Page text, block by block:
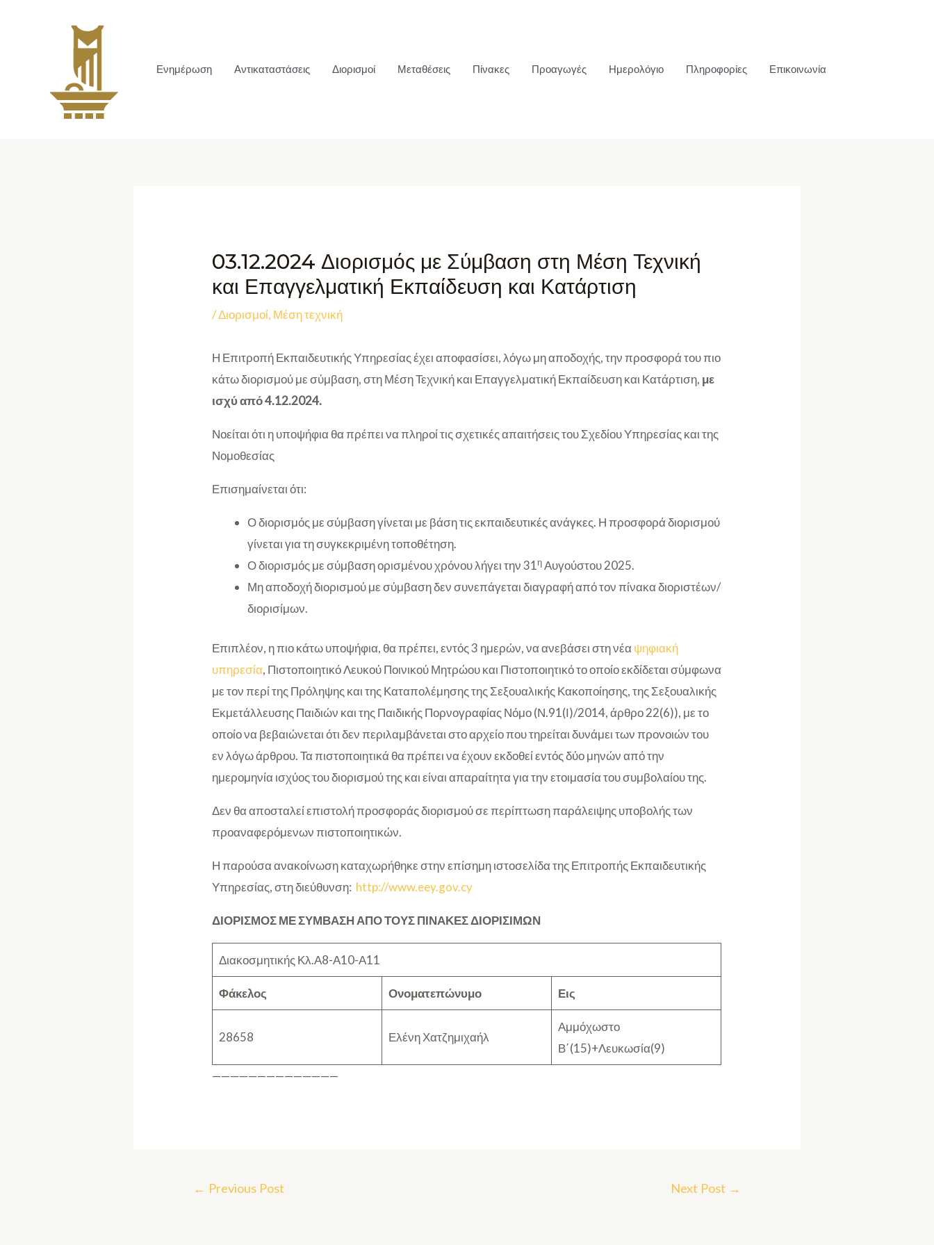
Ενημέρωση Αντικαταστάσεις Διορισμοί Μεταθέσεις Πίνακες Προαγωγές Ημερολόγιο Πληροφορίες Επικοινωνία
03.12.2024 Διορισμός με Σύμβαση στη Μέση Τεχνική
και Επαγγελματική Εκπαίδευση και Κατάρτιση
/Διορισμοί, Μέση τεχνική
Η Επιτροπή Εκπαιδευτικής Υπηρεσίας έχει αποφασίσει, λόγω μη αποδοχής, την προσφορά του πιο
κάτω διορισμού με σύμβαση, στη Μέση Τεχνική και Επαγγελματική Εκπαίδευση και Κατάρτιση, με
ισχύ από 4.12.2024.
Νοείται ότι η υποψήφια θα πρέπει να πληροί τις σχετικές απαιτήσεις του Σχεδίου Υπηρεσίας και της
Νομοθεσίας
Επισημαίνεται ότι:
Ο διορισμός με σύμβαση γίνεται με βάση τις εκπαιδευτικές ανάγκες. Η προσφορά διορισμού
γίνεται για τη συγκεκριμένη τοποθέτηση.
Ο διορισμός με σύμβαση ορισμένου χρόνου λήγει την 31ηΑυγούστου 2025.
Μη αποδοχή διορισμού με σύμβαση δεν συνεπάγεται διαγραφή από τον πίνακα διοριστέων/
διορισίμων.
Επιπλέον, η πιο κάτω υποψήφια, θα πρέπει, εντός 3 ημερών, να ανεβάσει στη νέα ψηφιακή
υπηρεσία, Πιστοποιητικό Λευκού Ποινικού Μητρώου και Πιστοποιητικό το οποίο εκδίδεται σύμφωνα
με τον περί της Πρόληψης και της Καταπολέμησης της Σεξουαλικής Κακοποίησης, της Σεξουαλικής
Εκμετάλλευσης Παιδιών και της Παιδικής Πορνογραφίας Νόμο (Ν.91(Ι)/2014, άρθρο 22(6)), με το
οποίο να βεβαιώνεται ότι δεν περιλαμβάνεται στο αρχείο που τηρείται δυνάμει των προνοιών του
εν λόγω άρθρου. Τα πιστοποιητικά θα πρέπει να έχουν εκδοθεί εντός δύο μηνών από την
ημερομηνία ισχύος του διορισμού της και είναι απαραίτητα για την ετοιμασία του συμβολαίου της.
Δεν θα αποσταλεί επιστολή προσφοράς διορισμού σε περίπτωση παράλειψης υποβολής των
προαναφερόμενων πιστοποιητικών.
Η παρούσα ανακοίνωση καταχωρήθηκε στην επίσημη ιστοσελίδα της Επιτροπής Εκπαιδευτικής
Υπηρεσίας, στη διεύθυνση: http://www.eey.gov.cy
ΔΙΟΡΙΣΜΟΣ ΜΕ ΣΥΜΒΑΣΗ ΑΠΟ ΤΟΥΣ ΠΙΝΑΚΕΣ ΔΙΟΡΙΣΙΜΩΝ
Διακοσμητικής Κλ.Α8-Α10-Α11
Φάκελος Ονοματεπώνυμο Εις
28658 Ελένη Χατζημιχαήλ
Αμμόχωστο
Β΄(15)+Λευκωσία(9)
——————————————
← Previous Post Next Post →